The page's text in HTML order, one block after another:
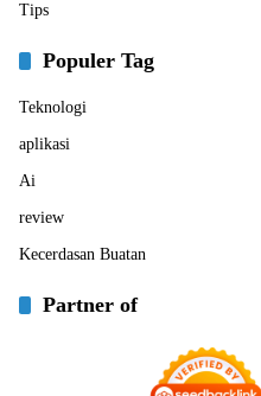
Tips
Populer Tag
Teknologi
aplikasi
Ai
review
Kecerdasan Buatan
Partner of